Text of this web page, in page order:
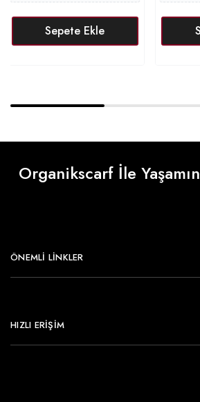
Sepete Ekle
Organikscarf İle
ÖNEMLI LINKLER
HIZLI ERİŞİM